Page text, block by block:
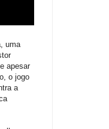
uma
apesar
o jogo
a